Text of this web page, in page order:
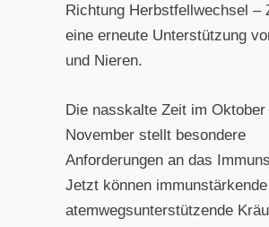
Richtung Herbstfellwechsel –
eine erneute Unterstützung
und Nieren.
Die nasskalte Zeit im Oktober
November stellt besondere
Anforderungen an das
Jetzt können immunstärkende
atemwegsunterstützende